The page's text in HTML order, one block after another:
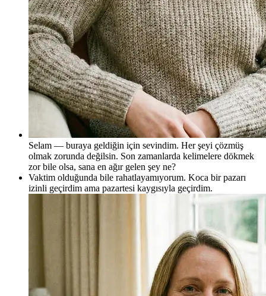
Selam — buraya geldiğin için sevindim. Her şeyi çözmüş
olmak zorunda değilsin. Son zamanlarda kelimelere dökmek
zor bile olsa, sana en ağır gelen şey ne?
Vaktim olduğunda bile rahatlayamıyorum. Koca bir pazarı
izinli geçirdim ama pazartesi kaygısıyla geçirdim.